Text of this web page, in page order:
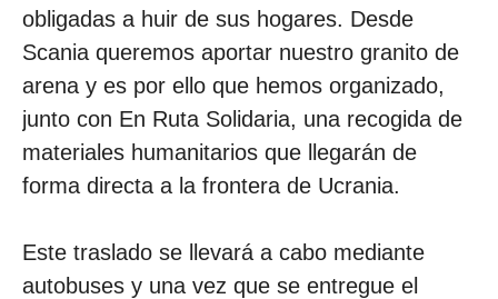
obligadas a huir de sus hogares. Desde
Scania queremos aportar nuestro granito de
arena y es por ello que hemos organizado,
junto con En Ruta Solidaria, una recogida de
materiales humanitarios que llegarán de
forma directa a la frontera de Ucrania.
Este traslado se llevará a cabo mediante
autobuses y una vez que se entregue el